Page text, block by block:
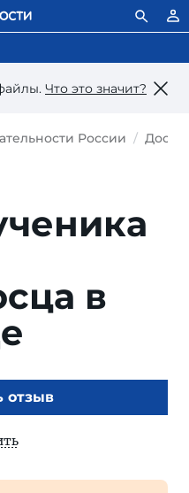
Что это значит?
России
в
отзыв